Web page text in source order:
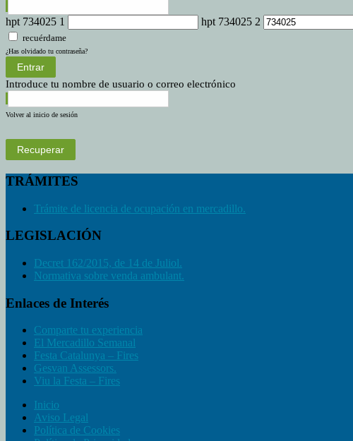
hpt 734025 1 hpt 734025 2
recuérdame
¿Has olvidado tu contraseña?
Entrar
Introduce tu nombre de usuario o correo electrónico
Volver al inicio de sesión
Recuperar
TRÁMITES
Trámite de licencia de ocupación en mercadillo.
LEGISLACIÓN
Decret 162/2015, de 14 de Juliol.
Normativa sobre venda ambulant.
Enlaces de Interés
Comparte tu experiencia
El Mercadillo Semanal
Festa Catalunya – Fires
Gesvan Assessors.
Viu la Festa – Fires
Inicio
Aviso Legal
Política de Cookies